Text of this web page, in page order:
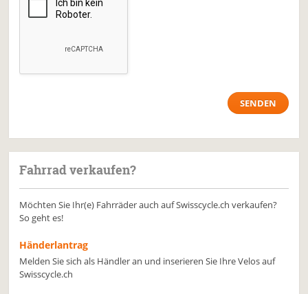
Fahrrad verkaufen?
Möchten Sie Ihr(e) Fahrräder auch auf Swisscycle.ch verkaufen?
So geht es!
Händerlantrag
Melden Sie sich als Händler an und inserieren Sie Ihre Velos auf
Swisscycle.ch